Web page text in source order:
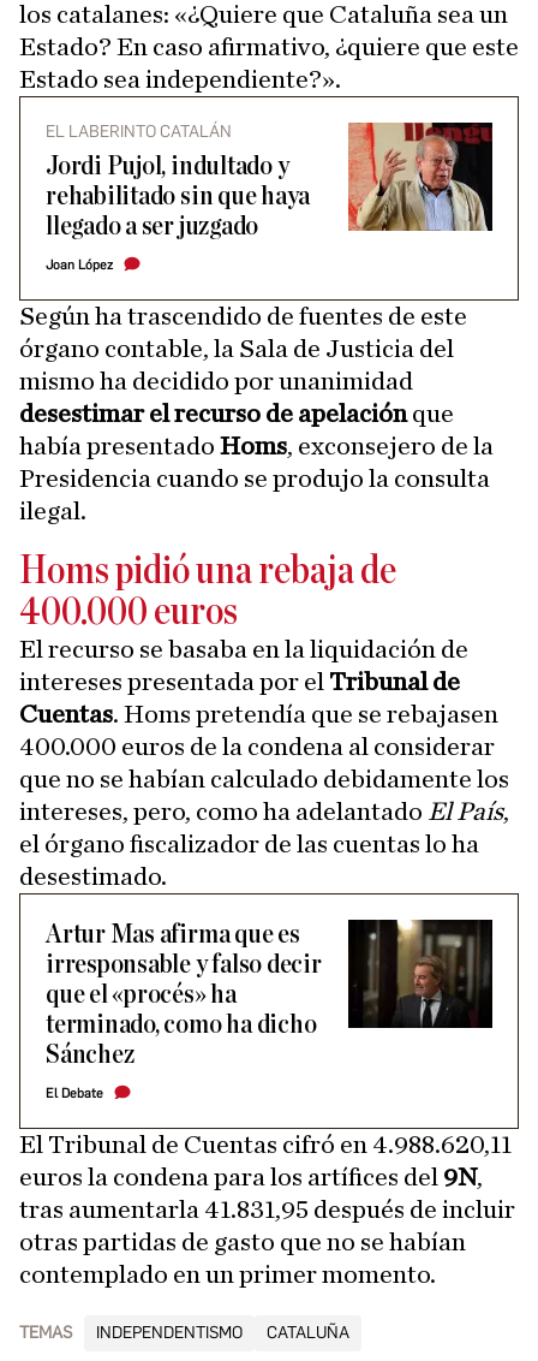
los catalanes: «¿Quiere que Cataluña sea un
Estado? En caso afirmativo, ¿quiere que este
Estado sea independiente?».
EL LABERINTO CATALÁN
Jordi Pujol, indultado y
rehabilitado sin que haya
llegado a ser juzgado
Joan López
Según ha trascendido de fuentes de este
órgano contable, la Sala de Justicia del
mismo ha decidido por unanimidad
desestimar el recurso de apelaciónque
había presentado Homs, exconsejero de la
Presidencia cuando se produjo la consulta
ilegal.
Homs pidió una rebaja de
400.000 euros
El recurso se basaba en la liquidación de
intereses presentada por el Tribunal de
Cuentas. Homs pretendía que se rebajasen
400.000 euros de la condena al considerar
que no se habían calculado debidamente los
intereses, pero, como ha adelantado El País,
el órgano fiscalizador de las cuentas lo ha
desestimado.
Artur Mas afirma que es
irresponsable y falso decir
que el «procés» ha
terminado, como ha dicho
Sánchez
El Debate
El Tribunal de Cuentas cifró en 4.988.620,11
euros la condena para los artífices del 9N,
tras aumentarla 41.831,95 después de incluir
otras partidas de gasto que no se habían
contemplado en un primer momento.
TEMAS INDEPENDENTISMO CATALUÑA